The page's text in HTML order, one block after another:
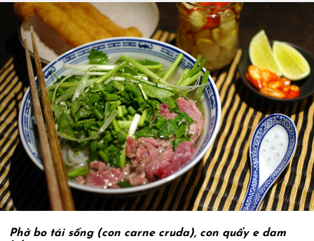
Phở bo tái sống (con carne cruda), con quẩy e dam